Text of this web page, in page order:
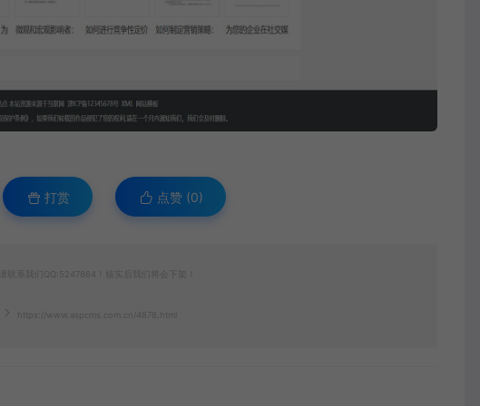
打赏 点赞 (0)
系我们QQ:5247864！核实后我们将会下架！
https://www.aspcms.com.cn/4878.html